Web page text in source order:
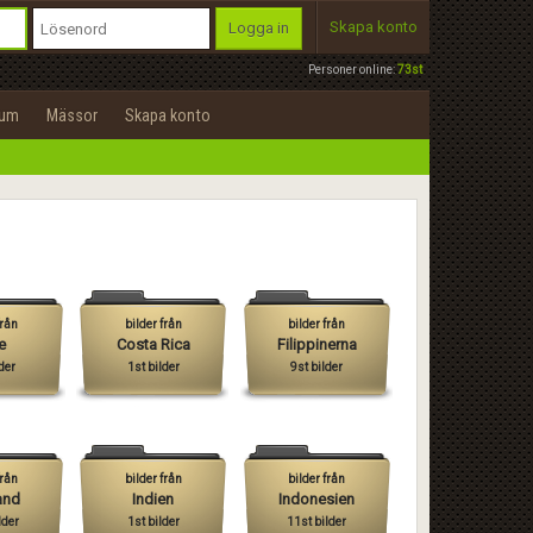
Personer online:73st
Logga in Skapa konto
Mässor Skapa konto
bilder från
Costa Rica
1st bilder
bilder från
Filippinerna
9st bilder
bilder från
Indien
1st bilder
bilder från
Indonesien
11st bilder